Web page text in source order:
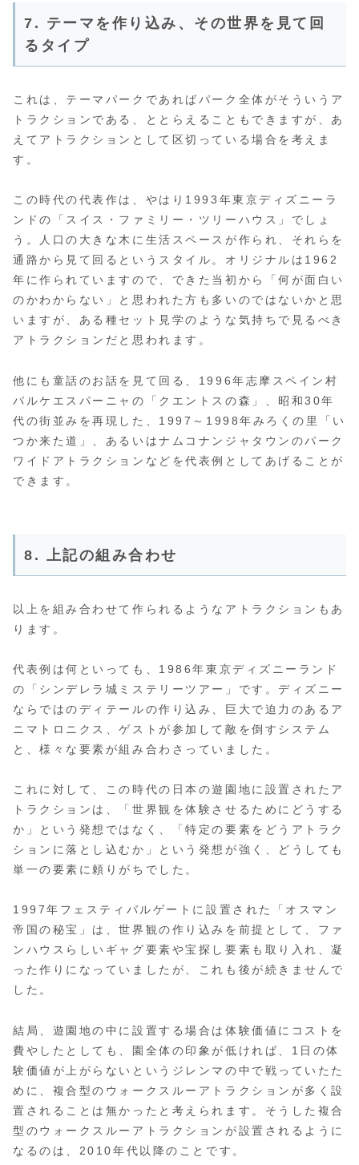
7. テーマを作り込み、その世界を見て回
るタイプ
これは、テーマパークであればパーク全体がそういうア
トラクションである、ととらえることもできますが、あ
えてアトラクションとして区切っている場合を考えま
す。
この時代の代表作は、やはり1993年東京ディズニーラ
ンドの「スイス・ファミリー・ツリーハウス」でしょ
う。人口の大きな木に生活スペースが作られ、それらを
通路から見て回るというスタイル。オリジナルは1962
年に作られていますので、できた当初から「何が面白い
のかわからない」と思われた方も多いのではないかと思
いますが、ある種セット見学のような気持ちで見るべき
アトラクションだと思われます。
他にも童話のお話を見て回る、1996年志摩スペイン村
パルケエスパーニャの「クエントスの森」、昭和30年
代の街並みを再現した、1997～1998年みろくの里「い
つか来た道」、あるいはナムコナンジャタウンのパーク
ワイドアトラクションなどを代表例としてあげることが
できます。
8. 上記の組み合わせ
以上を組み合わせて作られるようなアトラクションもあ
ります。
代表例は何といっても、1986年東京ディズニーランド
の「シンデレラ城ミステリーツアー」です。ディズニー
ならではのディテールの作り込み、巨大で迫力のあるア
ニマトロニクス、ゲストが参加して敵を倒すシステム
と、様々な要素が組み合わさっていました。
これに対して、この時代の日本の遊園地に設置されたア
トラクションは、「世界観を体験させるためにどうする
か」という発想ではなく、「特定の要素をどうアトラク
ションに落とし込むか」という発想が強く、どうしても
単一の要素に頼りがちでした。
1997年フェスティバルゲートに設置された「オスマン
帝国の秘宝」は、世界観の作り込みを前提として、ファ
ンハウスらしいギャグ要素や宝探し要素も取り入れ、凝
った作りになっていましたが、これも後が続きませんで
した。
結局、遊園地の中に設置する場合は体験価値にコストを
費やしたとしても、園全体の印象が低ければ、1日の体
験価値が上がらないというジレンマの中で戦っていたた
めに、複合型のウォークスルーアトラクションが多く設
置されることは無かったと考えられます。そうした複合
型のウォークスルーアトラクションが設置されるように
なるのは、2010年代以降のことです。